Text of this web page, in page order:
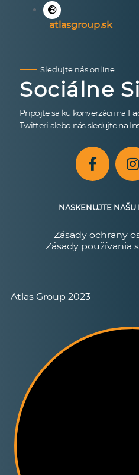
atlasgroup.sk
Sledujte nás online
Sociálne
Pripojte sa ku konverzácii na
Twitteri alebo nás sledujte na
NASKENUJTE NAŠU
Zásady ochrany
Zásady používania
Atlas Group 2023